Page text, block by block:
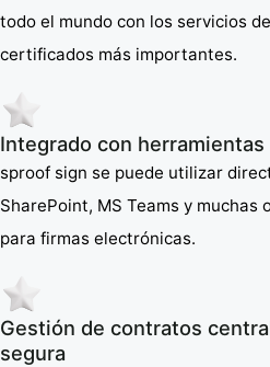
todo el mundo con los servicios
certificados más importantes.
Integrado con
sproof sign se puede utilizar
SharePoint, MS Teams y
para firmas electrónicas.
Gestión de contratos
segura